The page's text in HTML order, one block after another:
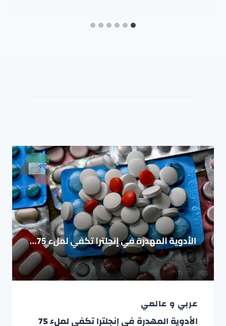
عربي و عالمي
الأدوية المهدرة في إنجلترا تكفي لملء 75